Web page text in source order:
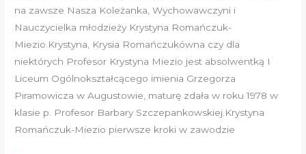
na zawsze Nasza Koleżanka, Wychowawczyni i
Nauczycielka młodzieży Krystyna Romańczuk-
Miezio.Krystyna, Krysia Romańczukówna czy dla
niektórych Profesor Krystyna Miezio jest absolwentką I
Liceum Ogólnokształcącego imienia Grzegorza
Piramowicza w Augustowie, maturę zdała w roku 1978 w
klasie p. Profesor Barbary Szczepankowskiej.Krystyna
Romańczuk-Miezio pierwsze kroki w zawodzie